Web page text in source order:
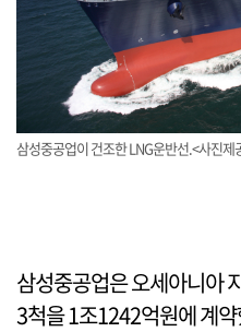
삼성중공업이 건조한 LNG운반선.<사진제
삼성중공업은 오세아니아
3척을 1조1242억원에 계